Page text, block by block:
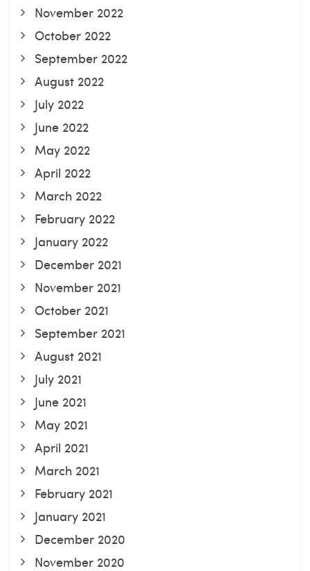
November 2022
October 2022
September 2022
August 2022
July 2022
June 2022
May 2022
April 2022
March 2022
February 2022
January 2022
December 2021
November 2021
October 2021
September 2021
August 2021
July 2021
June 2021
May 2021
April 2021
March 2021
February 2021
January 2021
December 2020
November 2020